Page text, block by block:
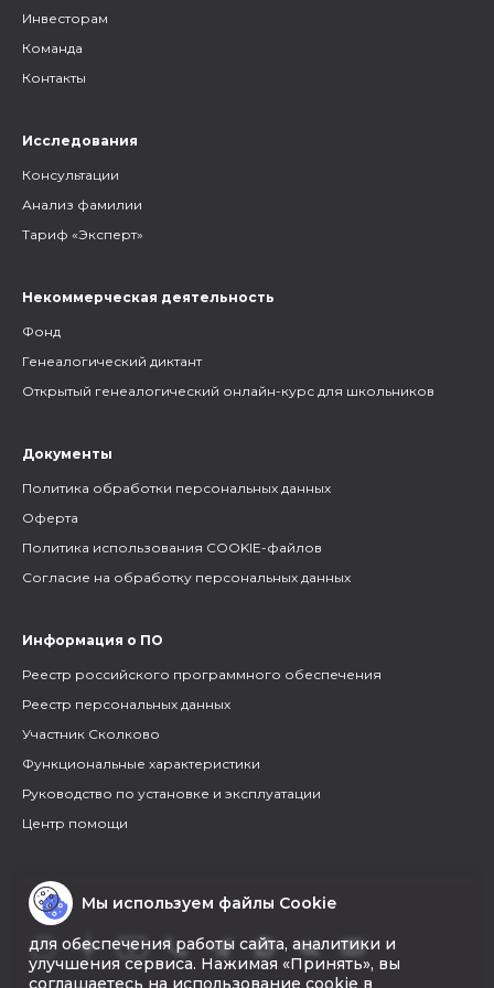
Инвесторам
Команда
Контакты
Исследования
Консультации
Анализ фамилии
Тариф «Эксперт»
Некоммерческая деятельность
Фонд
Генеалогический диктант
Открытый генеалогический онлайн-курс для школьников
Документы
Политика обработки персональных данных
Оферта
Политика использования COOKIE-файлов
Согласие на обработку персональных данных
Информация о ПО
Реестр российского программного обеспечения
Реестр персональных данных
Участник Сколково
Функциональные характеристики
Руководство по установке и эксплуатации
Центр помощи
Мы используем файлы Cookie
для обеспечения работы сайта, аналитики и
улучшения сервиса. Нажимая «Принять», вы
соглашаетесь на использование cookie в